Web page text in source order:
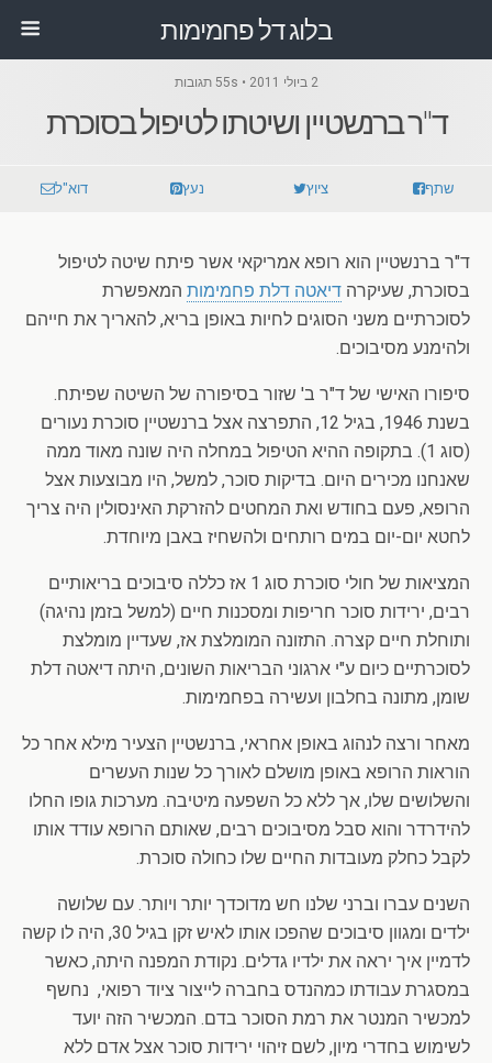
בלוג דל פחמימות
2 ביולי 2011 • 55s תגובות
ד"ר ברנשטיין ושיטתו לטיפול בסוכרת
שתף ציוץ נעץ דוא"ל
ד"ר ברנשטיין הוא רופא אמריקאי אשר פיתח שיטה לטיפול
בסוכרת, שעיקרה דיאטה דלת פחמימות המאפשרת
לסוכרתיים משני הסוגים לחיות באופן בריא, להאריך את חייהם
ולהימנע מסיבוכים.
סיפורו האישי של ד"ר ב' שזור בסיפורה של השיטה שפיתח.
בשנת 1946, בגיל 12, התפרצה אצל ברנשטיין סוכרת נעורים
(סוג 1). בתקופה ההיא הטיפול במחלה היה שונה מאוד ממה
שאנחנו מכירים היום. בדיקות סוכר, למשל, היו מבוצעות אצל
הרופא, פעם בחודש ואת המחטים להזרקת האינסולין היה צריך
לחטא יום-יום במים רותחים ולהשחיז באבן מיוחדת.
המציאות של חולי סוכרת סוג 1 אז כללה סיבוכים בריאותיים
רבים, ירידות סוכר חריפות ומסכנות חיים (למשל בזמן נהיגה)
ותוחלת חיים קצרה. התזונה המומלצת אז, שעדיין מומלצת
לסוכרתיים כיום ע"י ארגוני הבריאות השונים, היתה דיאטה דלת
שומן, מתונה בחלבון ועשירה בפחמימות.
מאחר ורצה לנהוג באופן אחראי, ברנשטיין הצעיר מילא אחר כל
הוראות הרופא באופן מושלם לאורך כל שנות העשרים
והשלושים שלו, אך ללא כל השפעה מיטיבה. מערכות גופו החלו
להידרדר והוא סבל מסיבוכים רבים, שאותם הרופא עודד אותו
לקבל כחלק מעובדות החיים שלו כחולה סוכרת.
השנים עברו וברני שלנו חש מדוכדך יותר ויותר. עם שלושה
ילדים ומגוון סיבוכים שהפכו אותו לאיש זקן בגיל 30, היה לו קשה
לדמיין איך יראה את ילדיו גדלים. נקודת המפנה היתה, כאשר
במסגרת עבודתו כמהנדס בחברה לייצור ציוד רפואי, נחשף
למכשיר המנטר את רמת הסוכר בדם. המכשיר הזה יועד
לשימוש בחדרי מיון, לשם זיהוי ירידות סוכר אצל אדם ללא